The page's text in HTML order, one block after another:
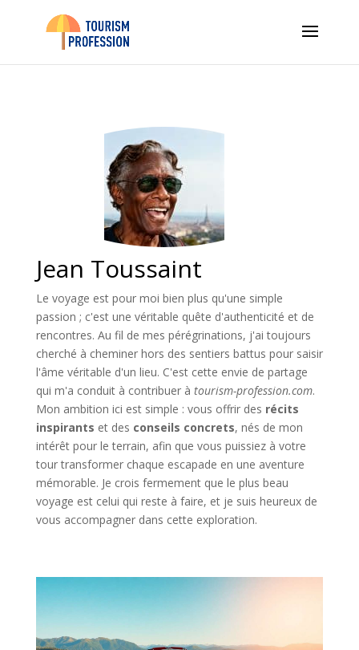
Jean Toussaint
Le voyage est pour moi bien plus qu'une simple
passion ; c'est une véritable quête d'authenticité et de
rencontres. Au fil de mes pérégrinations, j'ai toujours
cherché à cheminer hors des sentiers battus pour saisir
l'âme véritable d'un lieu. C'est cette envie de partage
qui m'a conduit à contribuer à tourism-profession.com.
Mon ambition ici est simple : vous offrir des récits
inspirants et des conseils concrets, nés de mon
intérêt pour le terrain, afin que vous puissiez à votre
tour transformer chaque escapade en une aventure
mémorable. Je crois fermement que le plus beau
voyage est celui qui reste à faire, et je suis heureux de
vous accompagner dans cette exploration.